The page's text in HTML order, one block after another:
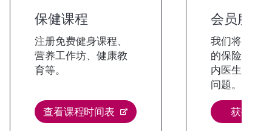
保健课程
注册免费健身课程、
营养工作坊、健康教
育等。
查看课程时间表
会员服务
我们将帮助
的保险福利
内医生，并
问题。
获得会